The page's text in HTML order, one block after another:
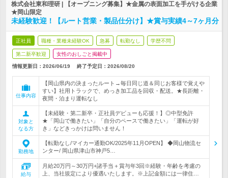
株式会社東和理研 | 【オープニング募集】★金属の表面加工を手がける企業
★岡山限定
未経験歓迎！【ルート営業・製品仕分け】★賞与実績4～7ヶ月分
正社員 職種・業種未経験OK 急募 転勤なし 学歴不問
第二新卒歓迎 女性のおしごと掲載中
情報更新日：2026/06/19 終了予定日： 2026/08/20
仕事内容
【岡山県内の決まったルート→毎日同じ道＆同じお客様で覚えや
すい】社用トラックで、めっき加工品を回収・配送。★長距離・
夜間・泊まり運転なし
対象と
なる方
【未経験・第二新卒・正社員デビューも応援！】◎中型免許
★「岡山で働きたい」「自分のペースで働きたい」「運転が好
き」などきっかけは問いません！
勤務地
【転勤なし/マイカー通勤OK/2025年11月OPEN】 ◆岡山物流セ
ンター/ 岡山県津山市神戸5…
給与
月給20万円～30万円+諸手当＋賞与年3回※経験・年齢を考慮の
上、当社規定により優遇いたします。※上記金額には一律住…